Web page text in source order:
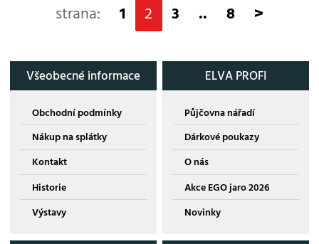
strana: 1 2 3 .. 8 >
Všeobecné informace
Obchodní podmínky
Nákup na splátky
Kontakt
Historie
Výstavy
ELVA PROFI
Půjčovna nářadí
Dárkové poukazy
O nás
Akce EGO jaro 2026
Novinky